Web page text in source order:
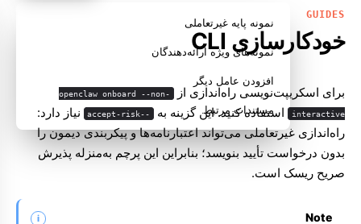
GUIDES
خودکارسازی CLI
برای اسکریپت‌نویسی راه‌اندازی از openclaw onboard --non-
interactive استفاده کنید. این گزینه به --accept-risk
نیاز دارد:
راه‌اندازی غیرتعاملی می‌تواند اعتبارنامه‌ها و پیکربندی دیمون را
بدون درخواست تأیید بنویسد؛ بنابراین این پرچم به‌منزله پذیرش
صریح ریسک است.
Note
نمونه پایه غیرتعاملی
نمونه‌های ویژه ارائه‌دهندگان
افزودن عامل دیگر
مستندات مرتبط